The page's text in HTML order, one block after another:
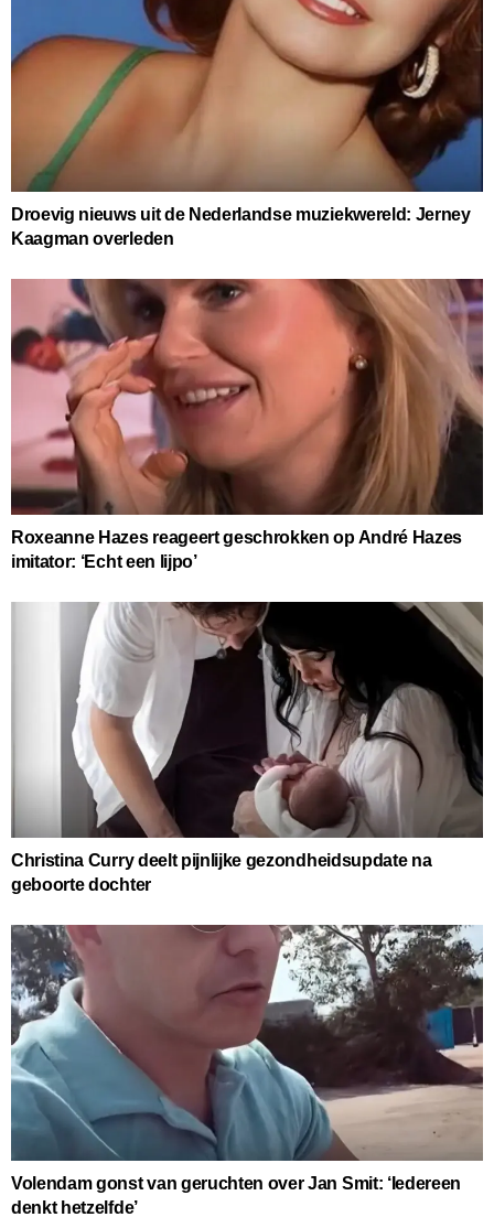
Droevig nieuws uit de Nederlandse muziekwereld: Jerney
Kaagman overleden
Roxeanne Hazes reageert geschrokken op André Hazes
imitator: ‘Echt een lijpo’
Christina Curry deelt pijnlijke gezondheidsupdate na
geboorte dochter
Volendam gonst van geruchten over Jan Smit: ‘Iedereen
denkt hetzelfde’